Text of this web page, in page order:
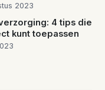
2023
4 tips die
kunt toepassen